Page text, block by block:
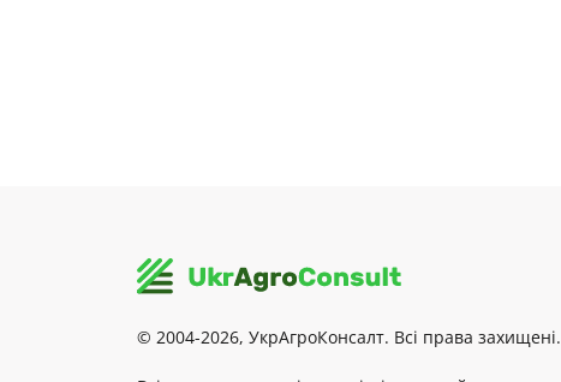
© 2004-2026, УкрАгроКонсалт. Всі права захищені.